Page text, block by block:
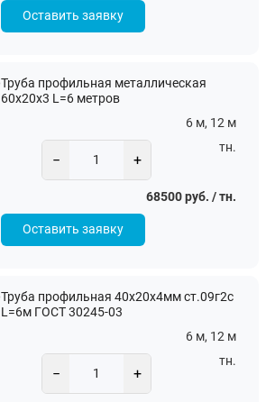
Оставить заявку
Труба профильная металлическая
60х20х3 L=6 метров
6 м, 12 м
− +
тн.
68500 руб. / тн.
Оставить заявку
Труба профильная 40х20х4мм ст.09г2с
L=6м ГОСТ 30245-03
6 м, 12 м
− +
тн.